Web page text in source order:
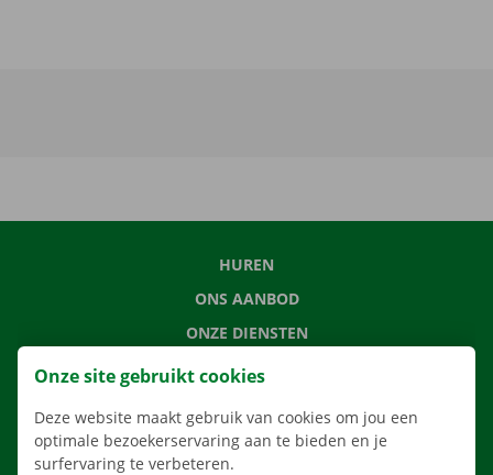
HUREN
ONS AANBOD
ONZE DIENSTEN
LOCATIES
VERHUISOPLOSSINGEN
Onze site gebruikt cookies
Deze website maakt gebruik van cookies om jou een
optimale bezoekerservaring aan te bieden en je
surfervaring te verbeteren.